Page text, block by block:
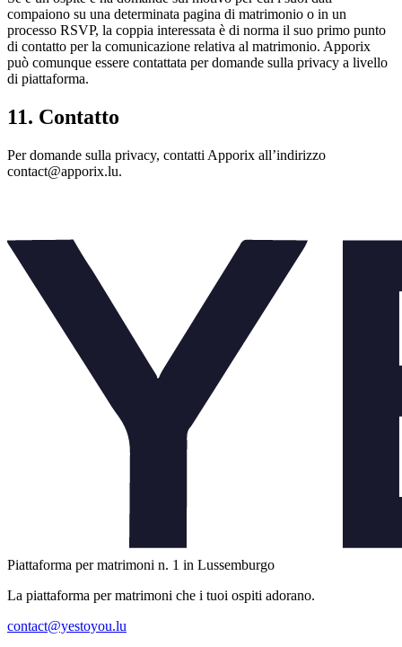
compaiono su una determinata pagina di matrimonio o in un
processo RSVP, la coppia interessata è di norma il suo primo punto
di contatto per la comunicazione relativa al matrimonio. Apporix
può comunque essere contattata per domande sulla privacy a livello
di piattaforma.
11. Contatto
Per domande sulla privacy, contatti Apporix all’indirizzo
contact@apporix.lu.
Piattaforma per matrimoni n. 1 in Lussemburgo
La piattaforma per matrimoni che i tuoi ospiti adorano.
contact@yestoyou.lu